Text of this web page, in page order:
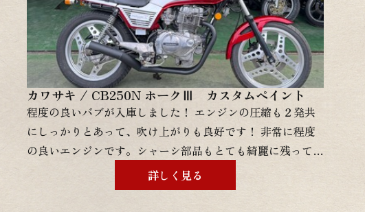
カワサキ / CB250N ホークⅢ カスタムペイント
程度の良いバブが入庫しました！ エンジンの圧縮も２発共
にしっかりとあって、吹け上がりも良好です！ 非常に程度
の良いエンジンです。シャーシ部品もとても綺麗に残ってい
て、外装もリペイントされて間もないので綺麗な状態です！
自賠責１年付きで１２ヶ月点検費用、登録費用も込みの金額
詳しく見る